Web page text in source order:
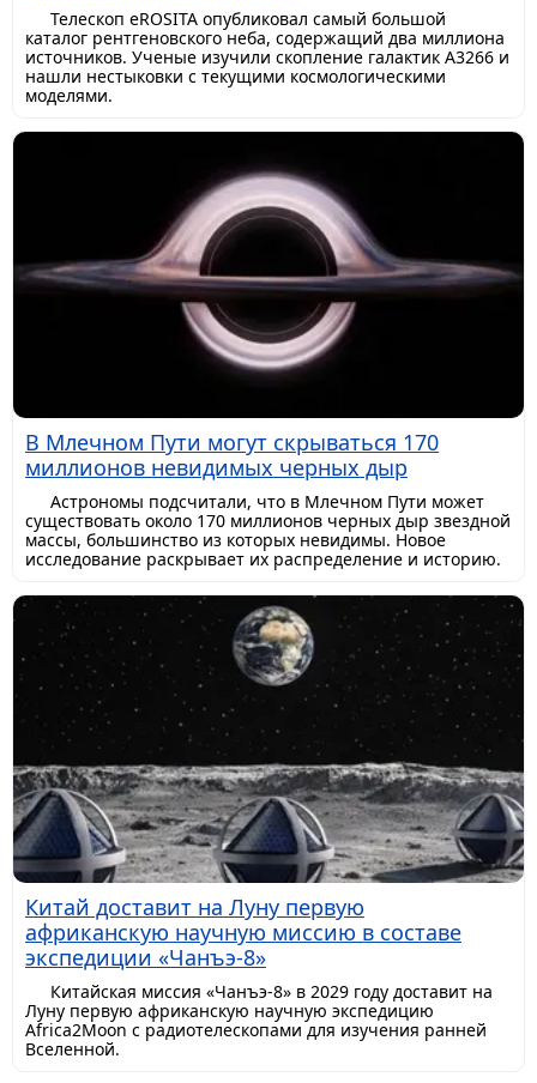
Телескоп eROSITA опубликовал самый большой
каталог рентгеновского неба, содержащий два миллиона
источников. Ученые изучили скопление галактик A3266 и
нашли нестыковки с текущими космологическими
моделями.
В Млечном Пути могут скрываться 170
миллионов невидимых черных дыр
Астрономы подсчитали, что в Млечном Пути может
существовать около 170 миллионов черных дыр звездной
массы, большинство из которых невидимы. Новое
исследование раскрывает их распределение и историю.
Китай доставит на Луну первую
африканскую научную миссию в составе
экспедиции «Чанъэ-8»
Китайская миссия «Чанъэ-8» в 2029 году доставит на
Луну первую африканскую научную экспедицию
Africa2Moon с радиотелескопами для изучения ранней
Вселенной.